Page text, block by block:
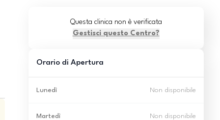
Questa clinica non è verificata
Gestisci questo Centro?
Orario di Apertura
Lunedì Non disponibile
Martedì Non disponibile